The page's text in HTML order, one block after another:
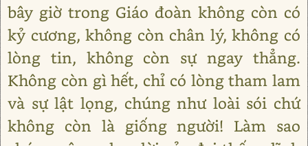
bây giờ trong Giáo đoàn không còn có
kỷ cương, không còn chân lý, không có
lòng tin, không còn sự ngay thẳng.
Không còn gì hết, chỉ có lòng tham lam
và sự lật lọng, chúng như loài sói chứ
không còn là giống người! Làm sao